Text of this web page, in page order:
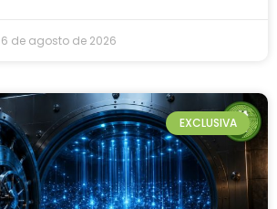
6 de agosto de 2026
EXCLUSIVA